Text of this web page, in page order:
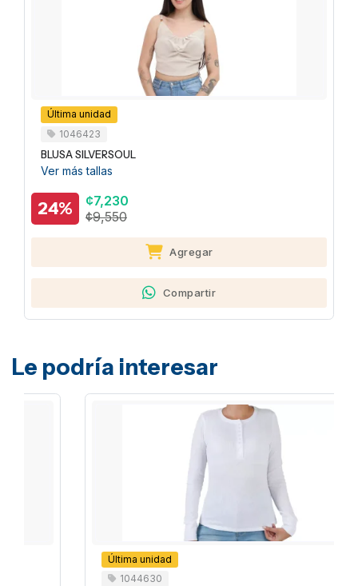
Última unidad
1046423
BLUSA SILVERSOUL
Ver más tallas
24%
¢7,230
¢9,550
Agregar
Compartir
Le podría interesar
Última unidad
1044630